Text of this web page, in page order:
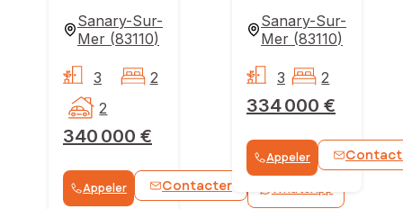
Sanary-Sur-
Mer (83110)
340 000 €
3
2
2
Appeler Contacter WhatsApp
Sanary-Sur-
Mer (83110)
334 000 €
3 2
Appeler